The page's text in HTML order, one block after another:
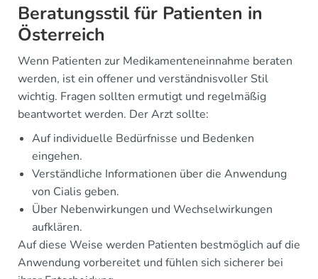
Beratungsstil für Patienten in
Österreich
Wenn Patienten zur Medikamenteneinnahme beraten
werden, ist ein offener und verständnisvoller Stil
wichtig. Fragen sollten ermutigt und regelmäßig
beantwortet werden. Der Arzt sollte:
Auf individuelle Bedürfnisse und Bedenken
eingehen.
Verständliche Informationen über die Anwendung
von Cialis geben.
Über Nebenwirkungen und Wechselwirkungen
aufklären.
Auf diese Weise werden Patienten bestmöglich auf die
Anwendung vorbereitet und fühlen sich sicherer bei